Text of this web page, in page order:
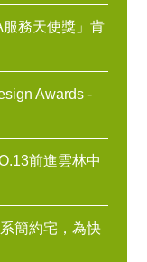
務天使獎」肯
Awards -
前進雲林中
簡約宅，為快